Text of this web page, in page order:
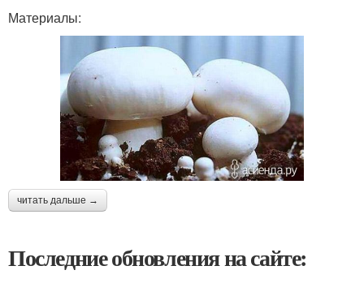
Материалы:
читать дальше →
Последние обновления на сайте: